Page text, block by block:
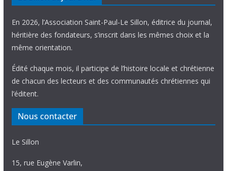
En 2026, l’Association Saint-Paul-Le Sillon, éditrice du journal,
héritière des fondateurs, s’inscrit dans les mêmes choix et la
même orientation.
Édité chaque mois, il participe de l’histoire locale et chrétienne
de chacun des lecteurs et des communautés chrétiennes qui
l’éditent.
Nous contacter
Le Sillon
15, rue Eugène Varlin,